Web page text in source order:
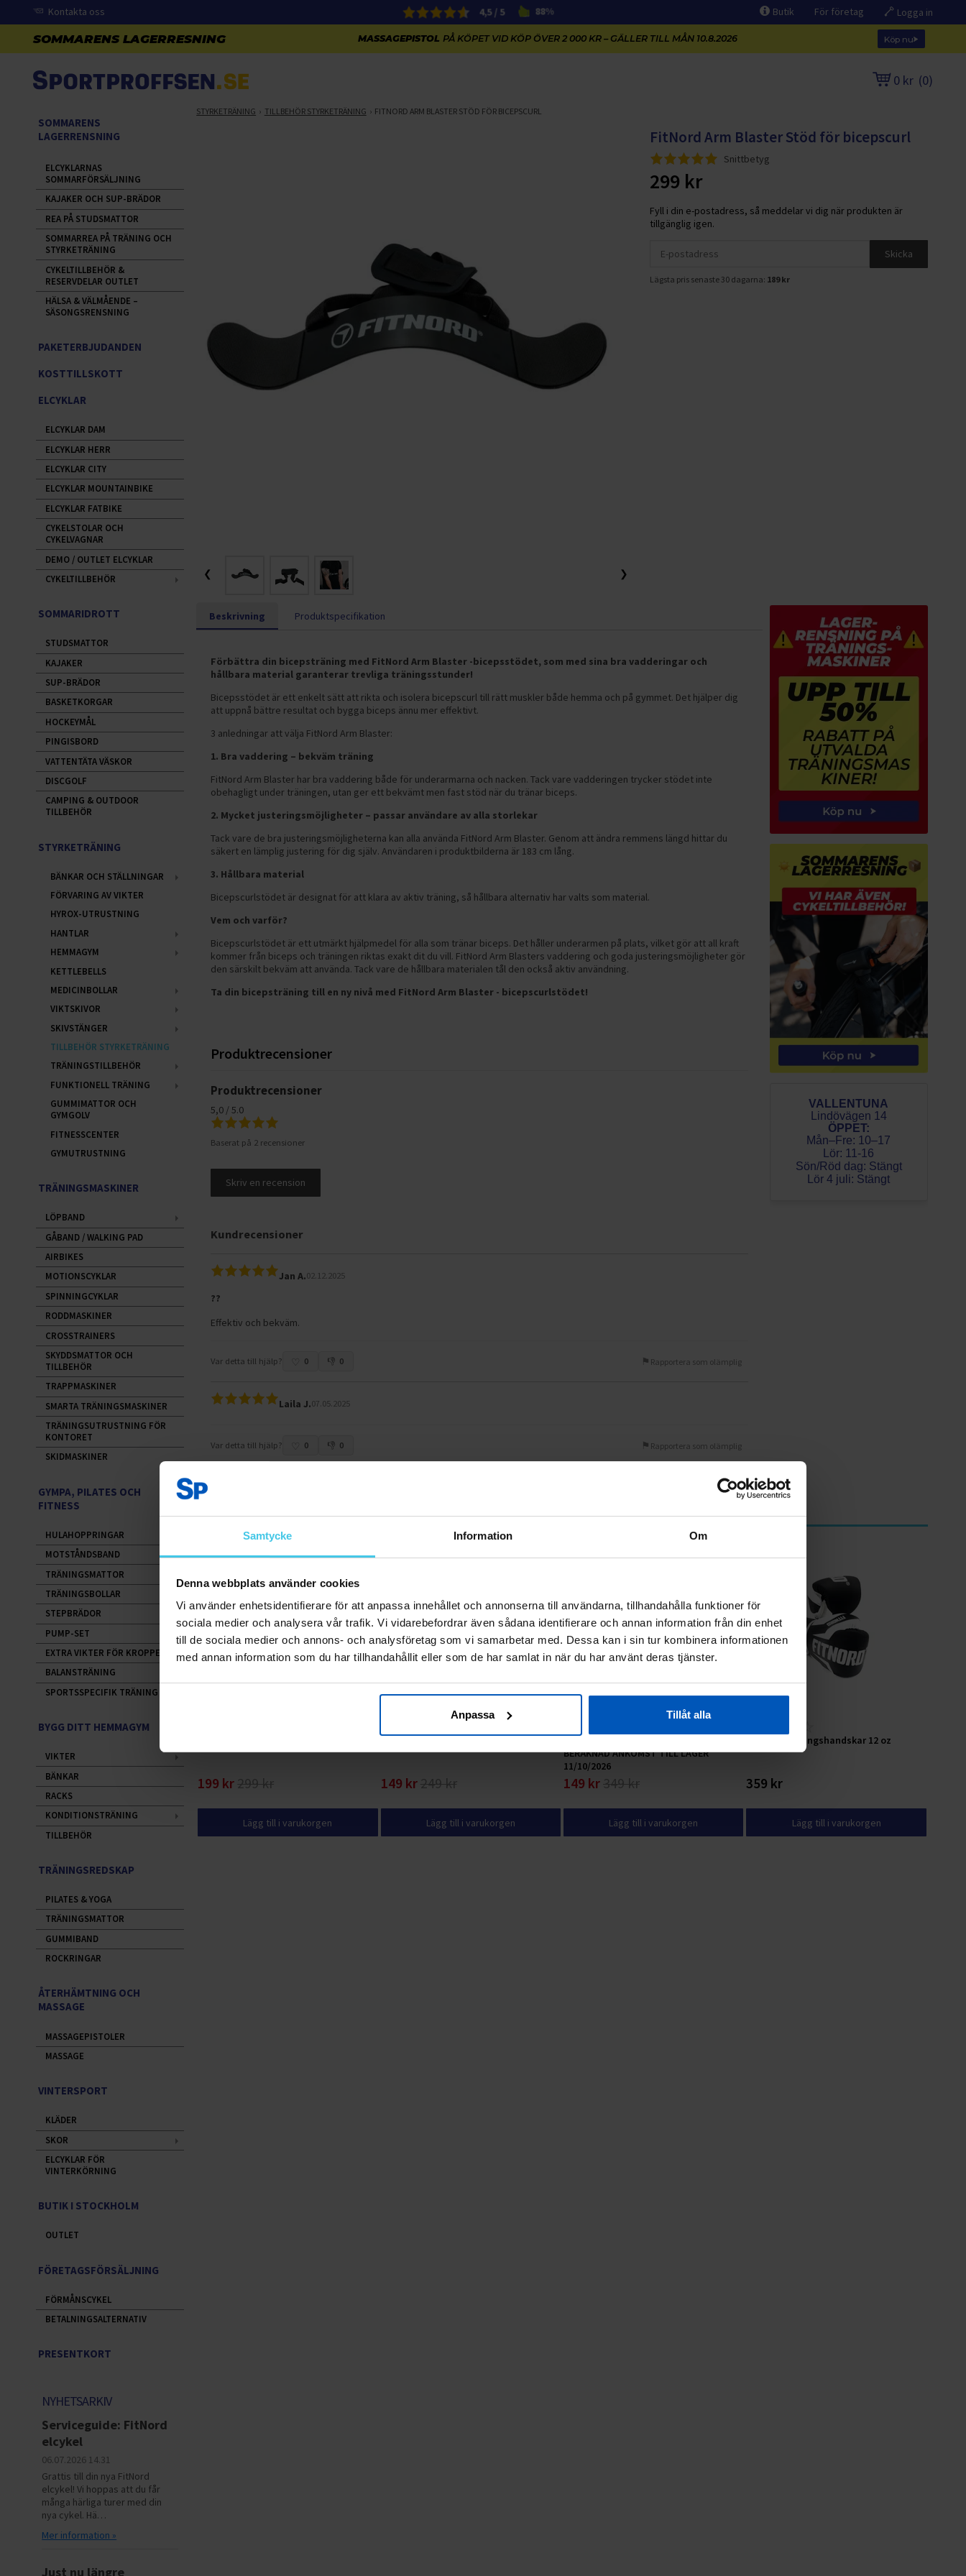
Samtycke Information Om
Denna webbplats använder cookies
Vi använder enhetsidentifierare för att anpassa innehållet och annonserna till användarna, tillhandahålla funktioner för
sociala medier och analysera vår trafik. Vi vidarebefordrar även sådana identifierare och annan information från din enhet
till de sociala medier och annons- och analysföretag som vi samarbetar med. Dessa kan i sin tur kombinera informationen
med annan information som du har tillhandahållit eller som de har samlat in när du har använt deras tjänster.
Anpassa Tillåt alla
Kontakta oss 4,5 / 5 88% Butik För företag Logga in
MASSAGEPISTOL PÅ KÖPET VID KÖP ÖVER 2 000 KR – GÄLLER TILL MÅN 10.8.2026 Köp nu
0 kr (0)
STYRKETRÄNING TILLBEHÖR STYRKETRÄNING FITNORD ARM BLASTER STÖD FÖR BICEPSCURL
❮ ❯
FitNord Arm Blaster Stöd för bicepscurl
Snittbetyg
299 kr
Fyll i din e-postadress, så meddelar vi dig när produkten är
tillgänglig igen.
Skicka
Lägsta pris senaste 30 dagarna: 189 kr
VALLENTUNA
Lindövägen 14
ÖPPET:
Mån–Fre: 10–17
Lör: 11-16
Sön/Röd dag: Stängt
Lör 4 juli: Stängt
Beskrivning Produktspecifikation
Förbättra din bicepsträning med FitNord Arm Blaster -bicepsstödet, som med sina bra vadderingar och
hållbara material garanterar trevliga träningsstunder!
Bicepsstödet är ett enkelt sätt att rikta och isolera bicepscurl till rätt muskler både hemma och på gymmet. Det hjälper dig
att uppnå bättre resultat och bygga biceps ännu mer effektivt.
3 anledningar att välja FitNord Arm Blaster:
1. Bra vaddering – bekväm träning
FitNord Arm Blaster har bra vaddering både för underarmarna och nacken. Tack vare vadderingen trycker stödet inte
obehagligt under träningen, utan ger ett bekvämt men fast stöd när du tränar biceps.
2. Mycket justeringsmöjligheter – passar användare av alla storlekar
Tack vare de bra justeringsmöjligheterna kan alla använda FitNord Arm Blaster. Genom att ändra remmens längd hittar du
säkert en lämplig justering för dig själv. Användaren i produktbilderna är 183 cm lång.
3. Hållbara material
Bicepscurlstödet är designat för att klara av aktiv träning, så hållbara alternativ har valts som material.
Vem och varför?
Bicepscurlstödet är ett utmärkt hjälpmedel för alla som tränar biceps. Det håller underarmen på plats, vilket gör att all kraft
kommer från biceps och träningen riktas exakt dit du vill. FitNord Arm Blasters vaddering och goda justeringsmöjligheter gör
den särskilt bekväm att använda. Tack vare de hållbara materialen tål den också aktiv användning.
Ta din bicepsträning till en ny nivå med FitNord Arm Blaster - bicepscurlstödet!
Produktrecensioner
Produktrecensioner
5,0 / 5.0
Baserat på 2 recensioner
Skriv en recension
Kundrecensioner
Jan A.02.12.2025
??
Effektiv och bekväm.
Var detta till hjälp? 0 0 Rapportera som olämplig
Laila J.07.05.2025
Var detta till hjälp? 0 0 Rapportera som olämplig
RABATT 33 %
199 kr 299 kr
Lägg till i varukorgen
RABATT 40 %
149 kr249 kr
Lägg till i varukorgen
RABATT 57 %
BERÄKNAD ANKOMST TILL LAGER
11/10/2026
149 kr349 kr
Lägg till i varukorgen
FitNord Boxningshandskar 12 oz
359 kr
Lägg till i varukorgen
SOMMARENS
LAGERRENSNING
ELCYKLARNAS
SOMMARFÖRSÄLJNING
KAJAKER OCH SUP-BRÄDOR
REA PÅ STUDSMATTOR
SOMMARREA PÅ TRÄNING OCH
STYRKETRÄNING
CYKELTILLBEHÖR &
RESERVDELAR OUTLET
HÄLSA & VÄLMÅENDE –
SÄSONGSRENSNING
PAKETERBJUDANDEN
KOSTTILLSKOTT
ELCYKLAR
ELCYKLAR DAM
ELCYKLAR HERR
ELCYKLAR CITY
ELCYKLAR MOUNTAINBIKE
ELCYKLAR FATBIKE
CYKELSTOLAR OCH
CYKELVAGNAR
DEMO / OUTLET ELCYKLAR
CYKELTILLBEHÖR
SOMMARIDROTT
STUDSMATTOR
KAJAKER
SUP-BRÄDOR
BASKETKORGAR
HOCKEYMÅL
PINGISBORD
VATTENTÄTA VÄSKOR
DISCGOLF
CAMPING & OUTDOOR
TILLBEHÖR
STYRKETRÄNING
BÄNKAR OCH STÄLLNINGAR
FÖRVARING AV VIKTER
HYROX-UTRUSTNING
HANTLAR
HEMMAGYM
KETTLEBELLS
MEDICINBOLLAR
VIKTSKIVOR
SKIVSTÄNGER
TILLBEHÖR STYRKETRÄNING
TRÄNINGSTILLBEHÖR
FUNKTIONELL TRÄNING
GUMMIMATTOR OCH
GYMGOLV
FITNESSCENTER
GYMUTRUSTNING
TRÄNINGSMASKINER
LÖPBAND
GÅBAND / WALKING PAD
AIRBIKES
MOTIONSCYKLAR
SPINNINGCYKLAR
RODDMASKINER
CROSSTRAINERS
SKYDDSMATTOR OCH
TILLBEHÖR
TRAPPMASKINER
SMARTA TRÄNINGSMASKINER
TRÄNINGSUTRUSTNING FÖR
KONTORET
SKIDMASKINER
GYMPA, PILATES OCH
FITNESS
HULAHOPPRINGAR
MOTSTÅNDSBAND
TRÄNINGSMATTOR
TRÄNINGSBOLLAR
STEPBRÄDOR
PUMP-SET
EXTRA VIKTER FÖR KROPPEN
BALANSTRÄNING
SPORTSSPECIFIK TRÄNING
BYGG DITT HEMMAGYM
VIKTER
BÄNKAR
RACKS
KONDITIONSTRÄNING
TILLBEHÖR
TRÄNINGSREDSKAP
PILATES & YOGA
TRÄNINGSMATTOR
GUMMIBAND
ROCKRINGAR
ÅTERHÄMTNING OCH
MASSAGE
MASSAGEPISTOLER
MASSAGE
VINTERSPORT
KLÄDER
SKOR
ELCYKLAR FÖR
VINTERKÖRNING
BUTIK I STOCKHOLM
OUTLET
FÖRETAGSFÖRSÄLJNING
FÖRMÅNSCYKEL
BETALNINGSALTERNATIV
PRESENTKORT
NYHETSARKIV
Serviceguide: FitNord
elcykel
06.07.2026 14.31
Grattis till din nya FitNord
elcykel! Vi hoppas att du får
många härliga turer med din
nya cykel. Hä…
Mer information »
Just nu längre